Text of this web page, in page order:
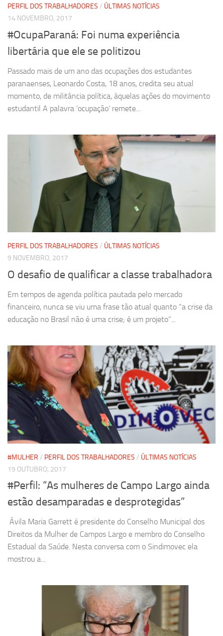
PERFIL DOS TRABALHADORES / ÚLTIMAS NOTÍCIAS
14 NOVEMBRO, 2017
#OcupaParaná: Foi numa experiência
libertária que ele se politizou
Passado mais de um ano das ocupações dos estudantes
paranaenses, Leonardo Costa, 18 anos, credita seu atual
momento, de militância política, àquelas ações do movimento
estudantil A palavra ‘ocupação’ remete...
PERFIL DOS TRABALHADORES / ÚLTIMAS NOTÍCIAS
9 NOVEMBRO, 2017
O desafio de qualificar a classe trabalhadora
Em tempos de agenda política pautada pelo mercado
financeiro, nunca se viu uma frase tão atual quanto “a crise da
educação no Brasil não é uma crise; é um projeto”...
#MULHER / PERFIL DOS TRABALHADORES / ÚLTIMAS NOTÍCIAS
19 OUTUBRO, 2017
#Perfil: “As mulheres de Campo Largo ainda
estão desamparadas e desprotegidas”
Ávila Maria Garrett é presidente do Conselho Municipal dos
Direitos da Mulher de Campos Largo e membro do Conselho
Estadual da Saúde. Nesta conversa com o Sindimovec ela
mostrou a...